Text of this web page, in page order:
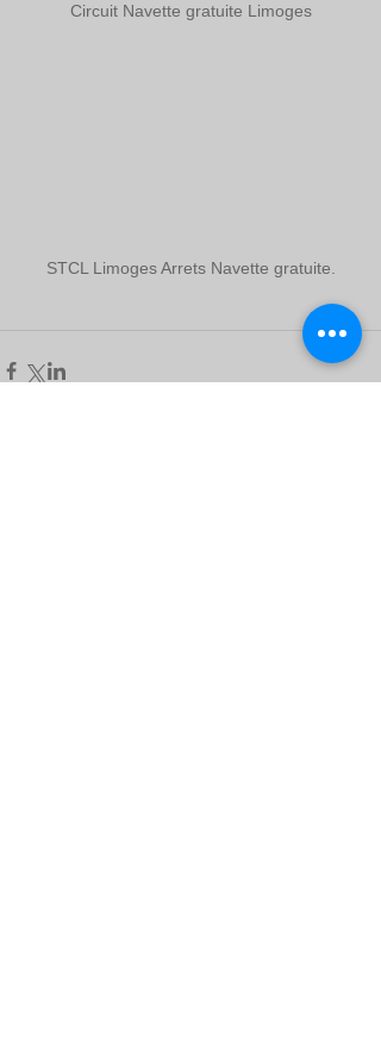
Circuit Navette gratuite Limoges
STCL Limoges Arrets Navette gratuite.